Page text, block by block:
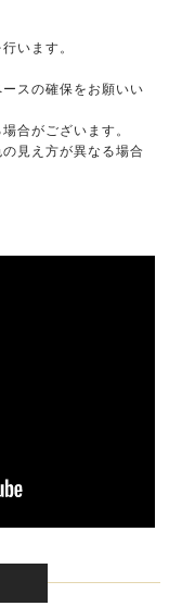
います。
スの確保をお願いい
合がございます。
見え方が異なる場合